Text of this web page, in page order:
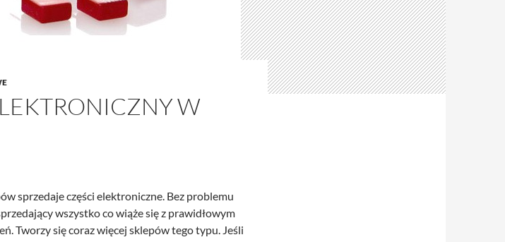
W
sprzedaje części elektroniczne. Bez problemu
wszystko co wiąże się z prawidłowym
Tworzy się coraz więcej sklepów tego typu. Jeśli